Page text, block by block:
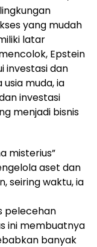
yang mudah
latar
Epstein
investasi dan
muda, ia
investasi
menjadi bisnis
misterius”
aset dan
seiring waktu, ia
pelecehan
ini membuatnya
banyak